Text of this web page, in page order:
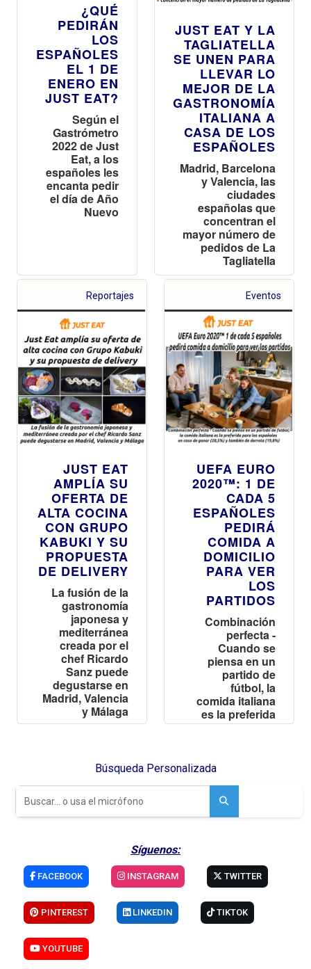
¿QUÉ
PEDIRÁN
LOS
ESPAÑOLES
EL 1 DE
ENERO EN
JUST EAT?
Según el
Gastrómetro
2022 de Just
Eat, a los
españoles les
encanta pedir
el día de Año
Nuevo
JUST EAT Y LA
TAGLIATELLA
SE UNEN PARA
LLEVAR LO
MEJOR DE LA
GASTRONOMÍA
ITALIANA A
CASA DE LOS
ESPAÑOLES
Madrid, Barcelona
y Valencia, las
ciudades
españolas que
concentran el
mayor número de
pedidos de La
Tagliatella
Reportajes
JUST EAT
AMPLÍA SU
OFERTA DE
ALTA COCINA
CON GRUPO
KABUKI Y SU
PROPUESTA
DE DELIVERY
La fusión de la
gastronomía
japonesa y
mediterránea
creada por el
chef Ricardo
Sanz puede
degustarse en
Madrid, Valencia
y Málaga
Eventos
UEFA EURO
2020™: 1 DE
CADA 5
ESPAÑOLES
PEDIRÁ
COMIDA A
DOMICILIO
PARA VER
LOS
PARTIDOS
Combinación
perfecta -
Cuando se
piensa en un
partido de
fútbol, la
comida italiana
es la preferida
para los
derrota (19,8%)
Búsqueda Personalizada
Síguenos:
FACEBOOK INSTAGRAM TWITTER
PINTEREST LINKEDIN TIKTOK
YOUTUBE